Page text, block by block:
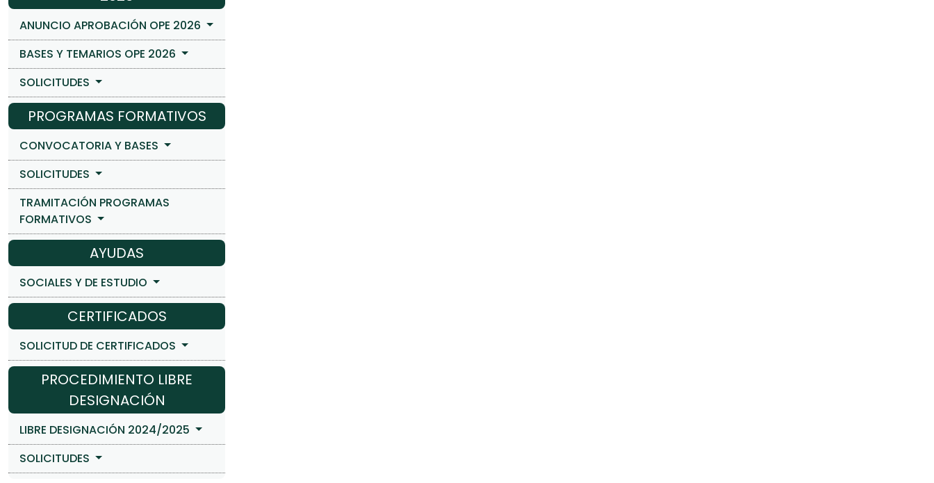
ANUNCIO APROBACIÓN OPE 2026
BASES Y TEMARIOS OPE 2026
SOLICITUDES
PROGRAMAS FORMATIVOS
CONVOCATORIA Y BASES
SOLICITUDES
TRAMITACIÓN PROGRAMAS
FORMATIVOS
AYUDAS
SOCIALES Y DE ESTUDIO
CERTIFICADOS
SOLICITUD DE CERTIFICADOS
PROCEDIMIENTO LIBRE
DESIGNACIÓN
LIBRE DESIGNACIÓN 2024/2025
SOLICITUDES